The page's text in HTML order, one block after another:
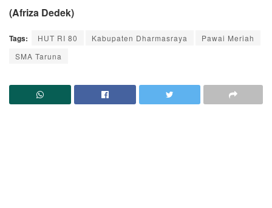
(Afriza Dedek)
Tags: HUT RI 80 Kabupaten Dharmasraya
Pawai Meriah
SMA Taruna